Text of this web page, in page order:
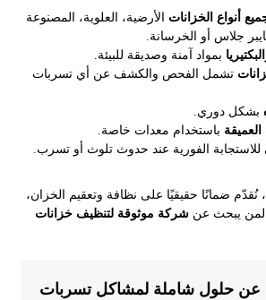
أنواع الخزانات الأرضية، العلوية، المصنوعة
جلاس أو الخرسانة.
بمواد آمنة وصديقة للبيئة.
تشمل الفحص والكشف عن أي تسربات
بشكل دوري.
باستخدام معدات خاصة.
للاستجابة الفورية عند حدوث تلوث أو تسرب.
ضمانًا حقيقيًا على نظافة وتعقيم الخزان،
لمن يبحث عنشركة موثوقة لتنظيف خزانات
عن حلول شاملة لمشاكل تسربات